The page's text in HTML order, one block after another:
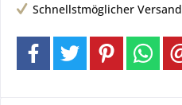
Schnellstmöglicher Versand